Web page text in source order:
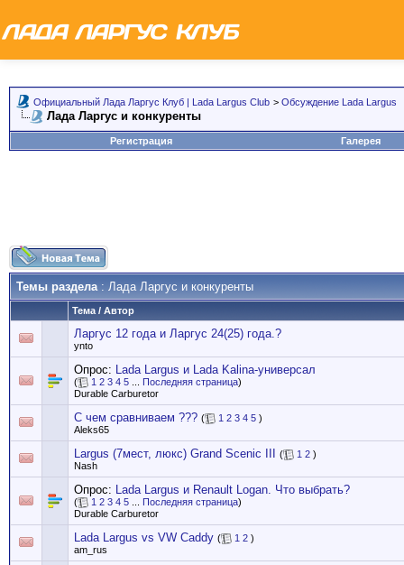
Официальный Лада Ларгус Клуб | Lada Largus Club > Обсуждение Lada Largus
Лада Ларгус и конкуренты
Регистрация Галерея
Темы раздела: Лада Ларгус и конкуренты
Тема / Автор
Ларгус 12 года и Ларгус 24(25) года.?
ynto
Опрос: Lada Largus и Lada Kalina-универсал
( 1 2 3 4 5 Последняя страница)
Durable Carburetor
С чем сравниваем ??? ( 1 2 3 4 5 )
Aleks65
Largus (7мест, люкс) Grand Scenic III ( 1 2 )
Nash
Опрос: Lada Largus и Renault Logan. Что выбрать?
( 1 2 3 4 5 Последняя страница)
Durable Carburetor
Lada Largus vs VW Caddy ( 1 2 )
am_rus